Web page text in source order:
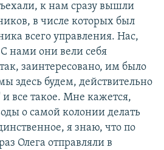
к нам сразу вышли
в числе которых был
всего управления. Нас,
нами они вели себя
заинтересовано, им было
здесь будем, действительно
все такое. Мне кажется,
о самой колонии делать
я знаю, что по
Олега отправляли в